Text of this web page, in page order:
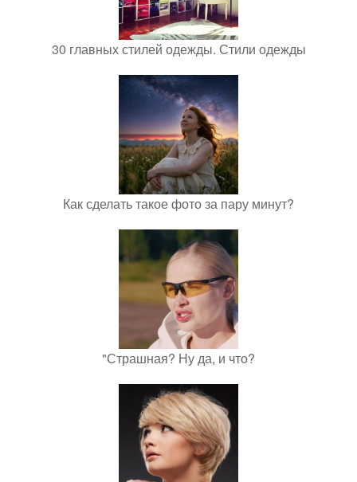
30 главных стилей одежды. Стили одежды
Как сделать такое фото за пару минут?
"Страшная? Ну да, и что?